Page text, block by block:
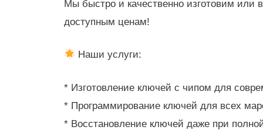
Мы быстро и качественно изготовим
доступным ценам!
Наши услуги:
* Изготовление ключей с чипом для
* Программирование ключей для всех
* Восстановление ключей даже при